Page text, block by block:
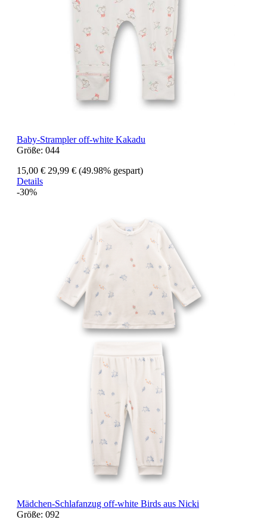
Baby-Strampler off-white Kakadu
Größe: 044
15,00 € 29,99 € (49.98% gespart)
Details
-30%
Mädchen-Schlafanzug off-white Birds aus Nicki
Größe: 092